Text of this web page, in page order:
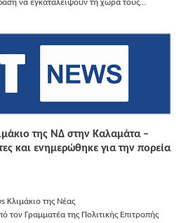
να εγκαταλείψουν τη χώρα τους…
της ΝΔ στην Καλαμάτα –
και ενημερώθηκε για την πορεία
Κλιμάκιο της Νέας
τον Γραμματέα της Πολιτικής Επιτροπής